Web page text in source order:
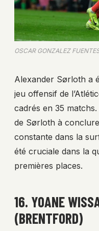
OSCAR GONZALEZ
Alexander Sørloth a
jeu offensif de
cadrés en 35
de Sørloth à
constante dans la
été cruciale dans la
premières places.
16. YOANE
(BRENTFORD)